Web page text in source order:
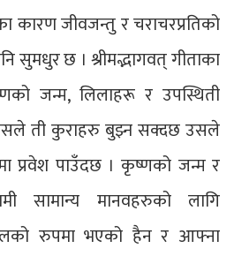
कारण जीवजन्तु र चराचरप्रतिको
सुमधुर छ । श्रीमद्भागवत् गीताका
जन्म, लिलाहरू र उपस्थिती
ती कुराहरु बुझ्न सक्दछ उसले
प्रवेश पाउँदछ । कृष्णको जन्म र
सामान्य मानवहरुको लागि
रुपमा भएको हैन र आफ्ना